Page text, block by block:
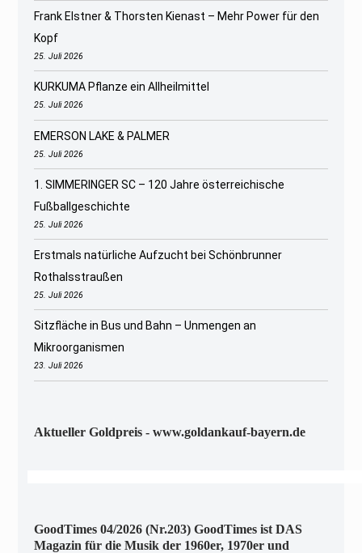
Frank Elstner & Thorsten Kienast – Mehr Power für den
Kopf
25. Juli 2026
KURKUMA Pflanze ein Allheilmittel
25. Juli 2026
EMERSON LAKE & PALMER
25. Juli 2026
1. SIMMERINGER SC – 120 Jahre österreichische
Fußballgeschichte
25. Juli 2026
Erstmals natürliche Aufzucht bei Schönbrunner
Rothalsstraußen
25. Juli 2026
Sitzfläche in Bus und Bahn – Unmengen an
Mikroorganismen
23. Juli 2026
Aktueller Goldpreis - www.goldankauf-bayern.de
GoodTimes 04/2026 (Nr.203) GoodTimes ist DAS
Magazin für die Musik der 1960er, 1970er und